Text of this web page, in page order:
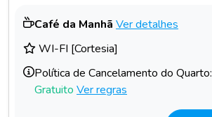
Café da Manhã Ver detalhes
WI-FI [Cortesia]
Política de Cancelamento do Quarto:
Gratuito Ver regras